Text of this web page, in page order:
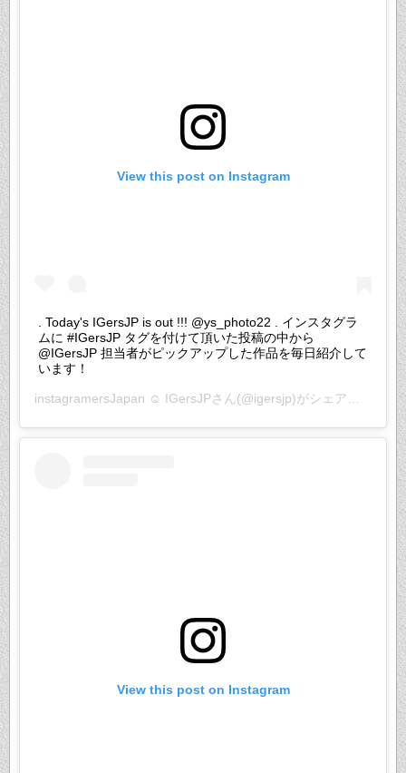
View this post on Instagram
. Today's IGersJP is out !!! @ys_photo22 . インスタグラ
ムに #IGersJP タグを付けて頂いた投稿の中から
@IGersJP 担当者がピックアップした作品を毎日紹介して
います！
instagramersJapan ☺︎ IGersJPさん(@igersjp)がシェアした投稿 –
View this post on Instagram